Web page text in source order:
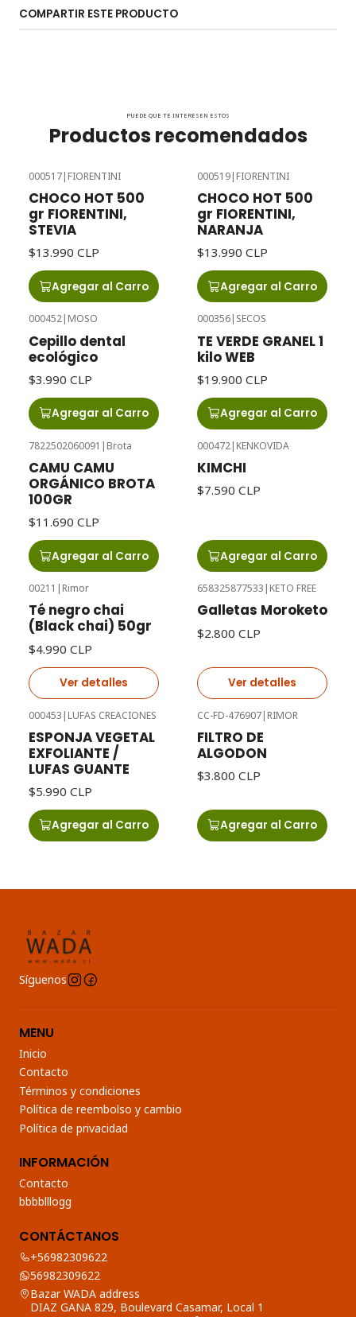
COMPARTIR ESTE PRODUCTO
PUEDE QUE TE INTERESEN ESTOS
Productos recomendados
000517| FIORENTINI
CHOCO HOT 500
gr FIORENTINI,
STEVIA
$13.990 CLP
Agregar al Carro
000519| FIORENTINI
CHOCO HOT 500
gr FIORENTINI,
NARANJA
$13.990 CLP
Agregar al Carro
000452| MOSO
Cepillo dental
ecológico
$3.990 CLP
Agregar al Carro
000356| SECOS
TE VERDE GRANEL 1
kilo WEB
$19.900 CLP
Agregar al Carro
7822502060091 | Brota
CAMU CAMU
ORGÁNICO BROTA
100GR
$11.690 CLP
Agregar al Carro
000472| KENKOVIDA
KIMCHI
$7.590 CLP
Agregar al Carro
Agotado
00211 | Rimor
Té negro chai
(Black chai) 50gr
$4.990 CLP
Ver detalles
658325877533 | KETO FREE
Galletas Moroketo
$2.800 CLP
Ver detalles
000453 | LUFAS CREACIONES
ESPONJA VEGETAL
EXFOLIANTE /
LUFAS GUANTE
$5.990 CLP
Agregar al Carro
CC-FD-476907| RIMOR
FILTRO DE
ALGODON
$3.800 CLP
Agregar al Carro
Síguenos
MENU
Inicio
Contacto
Términos y condiciones
Política de reembolso y cambio
Política de privacidad
INFORMACIÓN
Contacto
bbbblllogg
CONTÁCTANOS
+56982309622
56982309622
Bazar WADA address
DIAZ GANA 829, Boulevard Casamar, Local 1